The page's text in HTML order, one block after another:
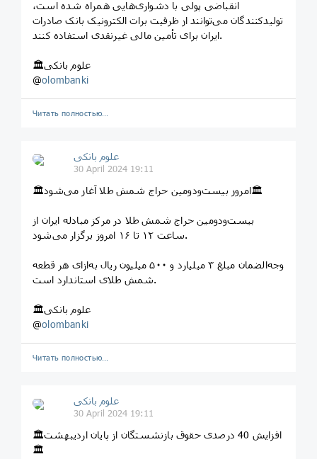
انقباضی پولی با دشواری‌هایی همراه شده است،
تولیدکنندگان می‌توانند از ظرفیت برات الکترونیک بانک صادرات
ایران برای تأمین مالی غیرنقدی استفاده کنند.
🏛علوم بانکی
@olombanki
Читать полностью…
علوم بانکی
30 April 2024 19:11
🏛امروز بیست‌ودومین حراج شمش طلا آغاز می‌شود🏛
بیست‌و‌دومین حراج شمش طلا در مرکز مبادله ایران از
ساعت ۱۲ تا ۱۶ امروز برگزار می‌‌شود.
وجه‌الضمان مبلغ ۳ میلیارد و ۵۰۰ میلیون ریال به‌ازای هر قطعه
شمش طلای استاندارد است.
🏛علوم بانکی
@olombanki
Читать полностью…
علوم بانکی
30 April 2024 19:11
🏛افزایش 40 درصدی حقوق بازنشستگان از پایان اردیبهشت
🏛